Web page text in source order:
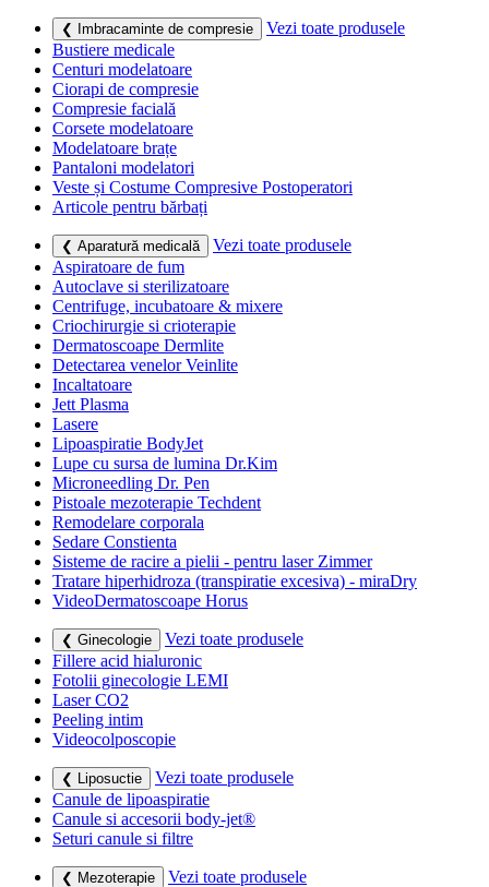
❮ Imbracaminte de compresie
Vezi toate produsele
Bustiere medicale
Centuri modelatoare
Ciorapi de compresie
Compresie facială
Corsete modelatoare
Modelatoare brațe
Pantaloni modelatori
Veste și Costume Compresive Postoperatori
Articole pentru bărbați
❮ Aparatură medicală
Vezi toate produsele
Aspiratoare de fum
Autoclave si sterilizatoare
Centrifuge, incubatoare & mixere
Criochirurgie si crioterapie
Dermatoscoape Dermlite
Detectarea venelor Veinlite
Incaltatoare
Jett Plasma
Lasere
Lipoaspiratie BodyJet
Lupe cu sursa de lumina Dr.Kim
Microneedling Dr. Pen
Pistoale mezoterapie Techdent
Remodelare corporala
Sedare Constienta
Sisteme de racire a pielii - pentru laser Zimmer
Tratare hiperhidroza (transpiratie excesiva) - miraDry
VideoDermatoscoape Horus
❮ Ginecologie
Vezi toate produsele
Fillere acid hialuronic
Fotolii ginecologie LEMI
Laser CO2
Peeling intim
Videocolposcopie
❮ Liposuctie
Vezi toate produsele
Canule de lipoaspiratie
Canule si accesorii body-jet®
Seturi canule si filtre
❮ Mezoterapie
Vezi toate produsele